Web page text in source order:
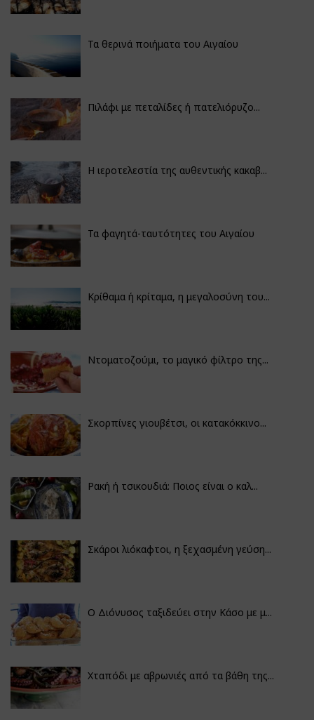
Τα θερινά ποιήματα του Αιγαίου
Πιλάφι με πεταλίδες ή πατελιόρυζο...
Η ιεροτελεστία της αυθεντικής κακαβ...
Τα φαγητά-ταυτότητες του Αιγαίου
Κρίθαμα ή κρίταμα, η μεγαλοσύνη του...
Ντοματοζούμι, το μαγικό φίλτρο της...
Σκορπίνες γιουβέτσι, οι κατακόκκινο...
Ρακή ή τσικουδιά: Ποιος είναι ο καλ...
Σκάροι λιόκαφτοι, η ξεχασμένη γεύση...
Ο Διόνυσος ταξιδεύει στην Κάσο με μ...
Χταπόδι με αβρωνιές από τα βάθη της...